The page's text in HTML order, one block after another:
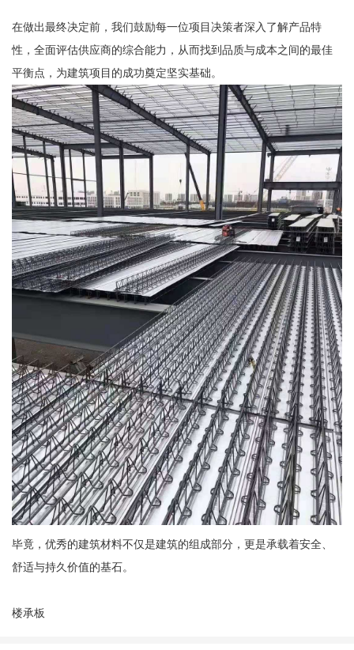
在做出最终决定前，我们鼓励每一位项目决策者深入了解产品特
性，全面评估供应商的综合能力，从而找到品质与成本之间的最佳
平衡点，为建筑项目的成功奠定坚实基础。
毕竟，优秀的建筑材料不仅是建筑的组成部分，更是承载着安全、
舒适与持久价值的基石。
楼承板